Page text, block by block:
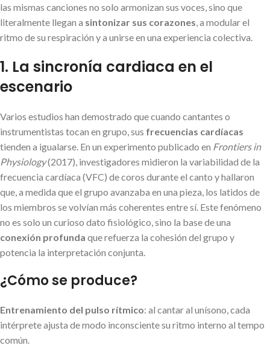
las mismas canciones no solo armonizan sus voces, sino que
literalmente llegan a sintonizar sus corazones , a modular el
ritmo de su respiración y a unirse en una experiencia colectiva.
1. La sincronía cardiaca en el
escenario
Varios estudios han demostrado que cuando cantantes o
instrumentistas tocan en grupo, sus frecuencias cardíacas
tienden a igualarse. En un experimento publicado en Frontiers in
Physiology(2017), investigadores midieron la variabilidad de la
frecuencia cardíaca (VFC) de coros durante el canto y hallaron
que, a medida que el grupo avanzaba en una pieza, los latidos de
los miembros se volvían más coherentes entre sí. Este fenómeno
no es solo un curioso dato fisiológico, sino la base de una
conexión profunda que refuerza la cohesión del grupo y
potencia la interpretación conjunta.
¿Cómo se produce?
Entrenamiento del pulso rítmico: al cantar al unísono, cada
intérprete ajusta de modo inconsciente su ritmo interno al tempo
común.